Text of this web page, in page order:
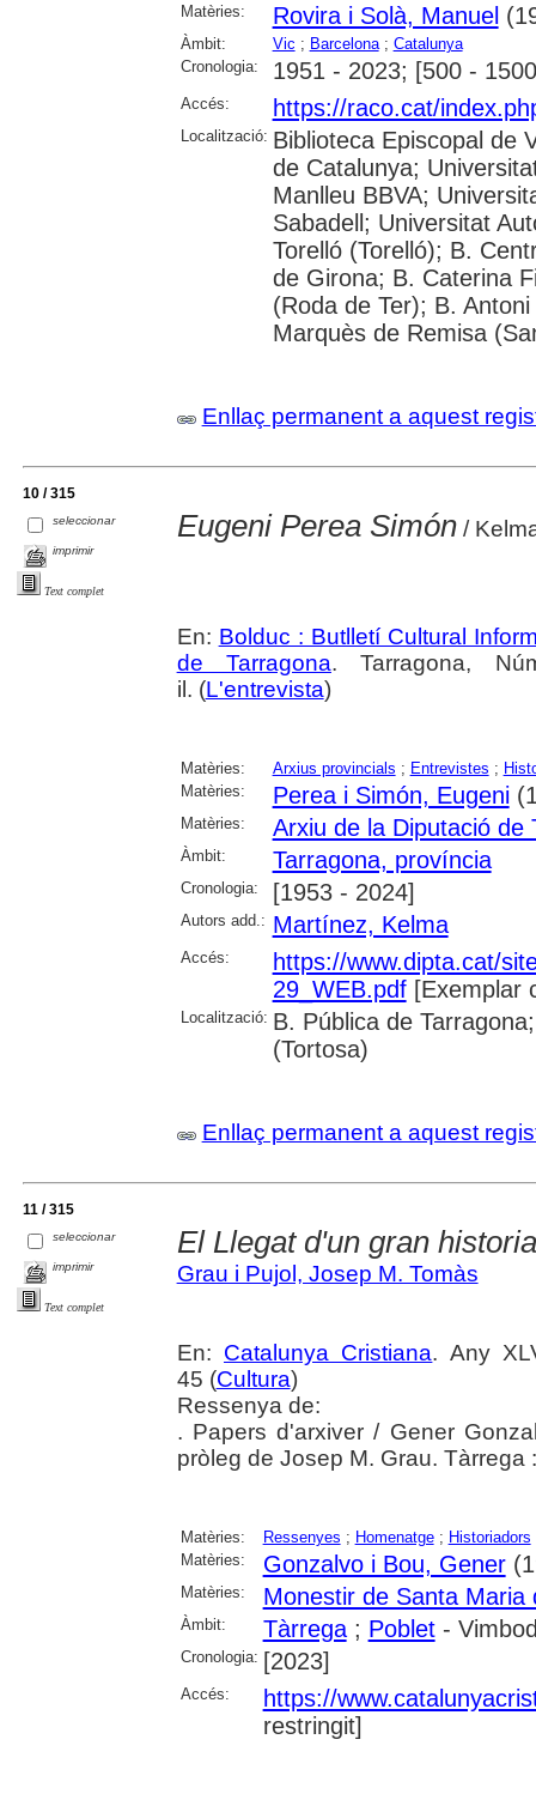
Matèries:
Rovira i Solà, Manuel
Àmbit: Vic ; Barcelona; Catalunya
Cronologia:
1951 - 2023; [500 -
Accés: https://raco.cat/
Localització: Biblioteca Episcopal de
de Catalunya;
Manlleu BBVA;
Sabadell; Universitat
Torelló (Torelló); B.
de Girona; B. Caterina
(Roda de Ter); B.
Marquès de Remisa
Enllaç permanent a aquest
10 / 315
seleccionar
imprimir
Text complet
Eugeni Perea Simón/
En: Bolduc : Butlletí Cultural
de Tarragona. Tarragona,
il. (L'entrevista)
Matèries: Arxius provincials ; Entrevistes ;
Matèries:
Perea i Simón, Eugeni
Matèries: Arxiu de la Diputació de
Àmbit: Tarragona, província
Cronologia: [1953 - 2024]
Autors add.: Martínez, Kelma
Accés:
https://www.dipta.cat/
29_WEB.pdf[Exemplar
Localització: B. Pública de
(Tortosa)
Enllaç permanent a aquest
11 / 315
seleccionar
imprimir
Text complet
El Llegat d'un gran
Grau i Pujol, Josep M. Tomàs
En: Catalunya Cristiana. Any
45 (Cultura)
Ressenya de:
. Papers d'arxiver / Gener
pròleg de Josep M. Grau.
Matèries: Ressenyes ; Homenatge; Historiadors
Matèries:
Gonzalvo i Bou, Gener
Matèries: Monestir de Santa Maria
Àmbit: Tàrrega; Poblet-
Cronologia: [2023]
Accés:
https://
restringit]